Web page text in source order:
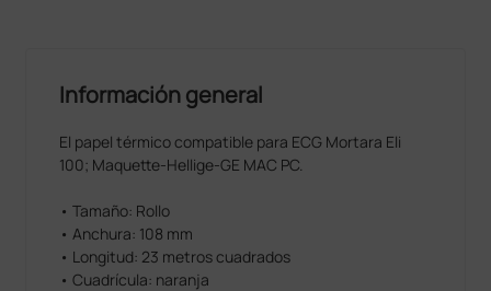
Información general
El papel térmico compatible para ECG Mortara Eli
100; Maquette-Hellige-GE MAC PC.
• Tamaño: Rollo
• Anchura: 108 mm
• Longitud: 23 metros cuadrados
• Cuadrícula: naranja